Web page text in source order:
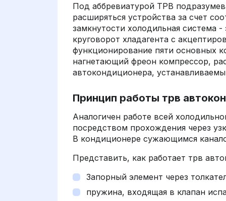
Под аббревиатурой ТРВ
расширяться устройства за счет
замкнутости холодильная система
круговорот хладагента с
функционирование пяти основных
нагнетающий фреон компрессор,
автокондиционера,
Принцип работы трв
Аналогичен работе всей
посредством прохождения через
В кондиционере сужающимся
Представить, как работает трв
Запорный элемент через
пружина, входящая в клапан